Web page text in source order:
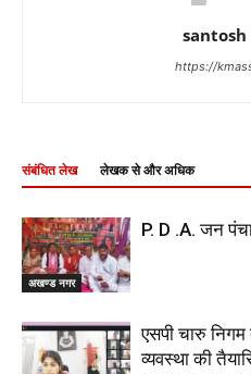
https://
संबंधित लेख लेखक से और अधिक
अखण्ड नगर
P. D .A. जन
एसपी चारु निगम
व्यवस्था की